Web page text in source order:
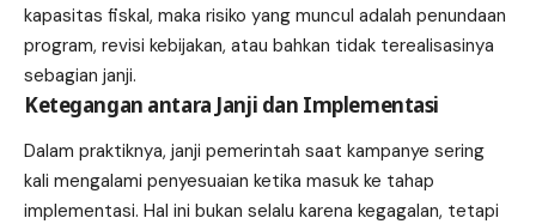
kapasitas fiskal, maka risiko yang muncul adalah penundaan
program, revisi kebijakan, atau bahkan tidak terealisasinya
sebagian janji.
Ketegangan antara Janji dan Implementasi
Dalam praktiknya, janji pemerintah saat kampanye sering
kali mengalami penyesuaian ketika masuk ke tahap
implementasi. Hal ini bukan selalu karena kegagalan, tetapi